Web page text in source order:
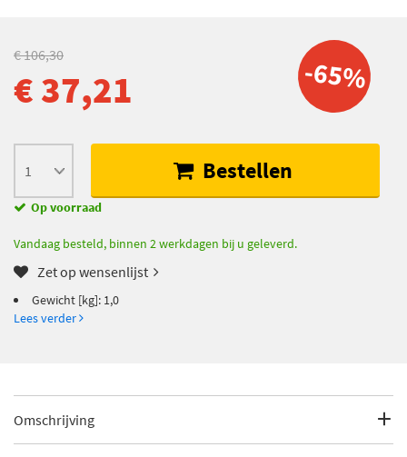
-65%
€ 106,30
€ 37,21
Bestellen
Op voorraad
Vandaag besteld, binnen 2 werkdagen bij u geleverd.
Zet op wensenlijst
Gewicht [kg]: 1,0
Lees verder
Omschrijving
Gewicht [kg]: 1,0